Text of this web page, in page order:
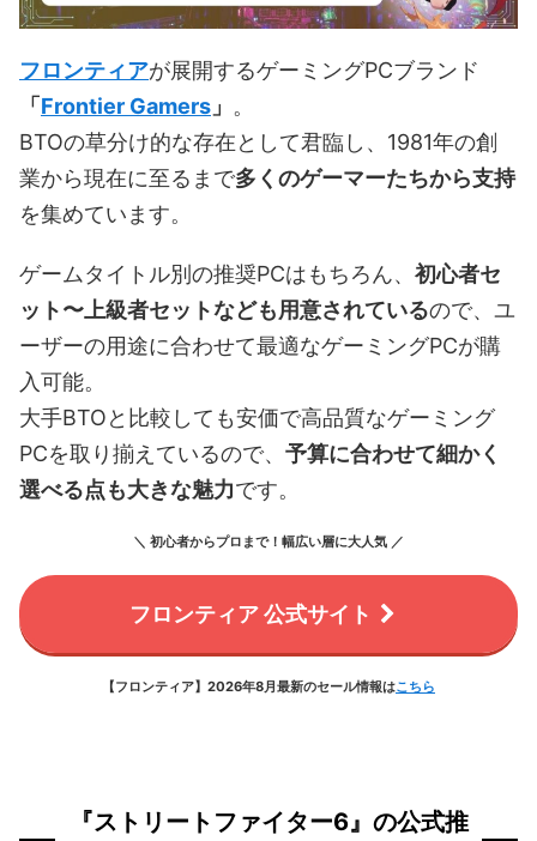
フロンティアが展開するゲーミングPCブランド
「 Frontier Gamers 」 。
BTOの草分け的な存在として君臨し、1981年の創
業から現在に至るまで多くのゲーマーたちから支持
を集めています。
ゲームタイトル別の推奨PCはもちろん、 初心者セ
ット〜上級者セットなども用意されているので、ユ
ーザーの用途に合わせて最適なゲーミングPCが購
入可能。
大手BTOと比較しても安価で高品質なゲーミング
PCを取り揃えているので、 予算に合わせて細かく
選べる点も大きな魅力です。
＼ 初心者からプロまで！幅広い層に大人気 ／
フロンティア 公式サイト
【フロンティア】2026年8月最新のセール情報はこちら
『ストリートファイター6』の公式推